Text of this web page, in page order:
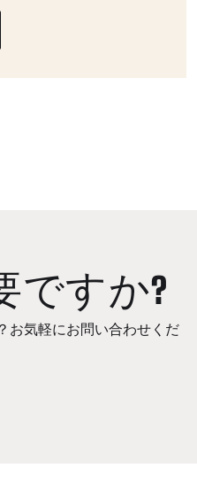
ですか?
お気軽にお問い合わせくだ